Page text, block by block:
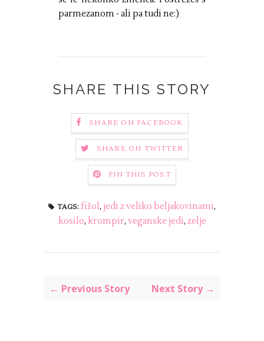
parmezanom - ali pa tudi ne:)
SHARE THIS STORY
SHARE ON FACEBOOK
SHARE ON TWITTER
PIN THIS POST
TAGS: fižol, jedi z veliko beljakovinami,
kosilo, krompir, veganske jedi, zelje
← Previous Story Next Story →